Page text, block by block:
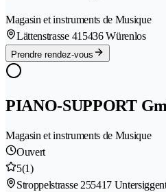
Magasin et instruments de Musique
Lättenstrasse 41 5436 Würenlos
Prendre rendez-vous
PIANO-SUPPORT
Magasin et instruments de Musique
Ouvert
5(1)
Stroppelstrasse 255417